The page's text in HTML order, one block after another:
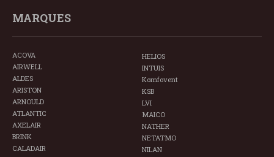
MARQUES
ACOVA
AIRWELL
ALDES
ARISTON
ARNOULD
ATLANTIC
AXELAIR
BRINK
CALADAIR
HELIOS
INTUIS
Komfovent
KSB
LVI
MAICO
NATHER
NETATMO
NILAN